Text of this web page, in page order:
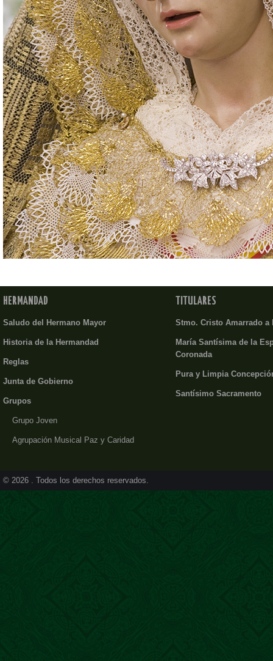
HERMANDAD
Saludo del Hermano Mayor
Historia de la Hermandad
Reglas
Junta de Gobierno
Grupos
Grupo Joven
Agrupación Musical Paz y Caridad
TITULARES
Stmo. Cristo Amarrado a
María Santísima de la
Coronada
Pura y Limpia
Santísimo Sacramento
© 2026 . Todos los derechos reservados.